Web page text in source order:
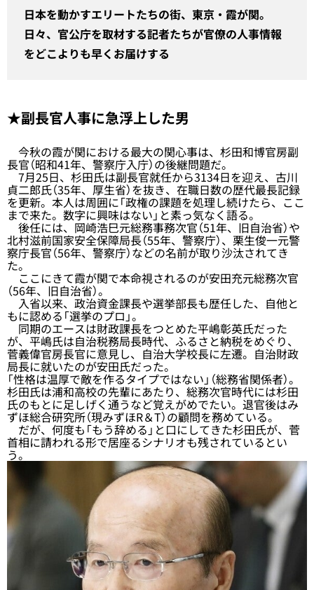
日本を動かすエリートたちの街、東京・霞が関。
日々、官公庁を取材する記者たちが官僚の人事情報
をどこよりも早くお届けする
★副長官人事に急浮上した男
今秋の霞が関における最大の関心事は、杉田和博官房副
長官（昭和41年、警察庁入庁）の後継問題だ。
7月25日、杉田氏は副長官就任から3134日を迎え、古川
貞二郎氏（35年、厚生省）を抜き、在職日数の歴代最長記録
を更新。本人は周囲に「政権の課題を処理し続けたら、ここ
まで来た。数字に興味はない」と素っ気なく語る。
後任には、岡崎浩巳元総務事務次官（51年、旧自治省）や
北村滋前国家安全保障局長（55年、警察庁）、栗生俊一元警
察庁長官（56年、警察庁）などの名前が取り沙汰されてき
た。
ここにきて霞が関で本命視されるのが安田充元総務次官
（56年、旧自治省）。
入省以来、政治資金課長や選挙部長も歴任した、自他と
もに認める「選挙のプロ」。
同期のエースは財政課長をつとめた平嶋彰英氏だった
が、平嶋氏は自治税務局長時代、ふるさと納税をめぐり、
菅義偉官房長官に意見し、自治大学校長に左遷。自治財政
局長に就いたのが安田氏だった。
「性格は温厚で敵を作るタイプではない」（総務省関係者）。
杉田氏は浦和高校の先輩にあたり、総務次官時代には杉田
氏のもとに足しげく通うなど覚えがめでたい。退官後はみ
ずほ総合研究所（現みずほR＆T）の顧問を務めている。
だが、何度も「もう辞める」と口にしてきた杉田氏が、菅
首相に請われる形で居座るシナリオも残されているとい
う。